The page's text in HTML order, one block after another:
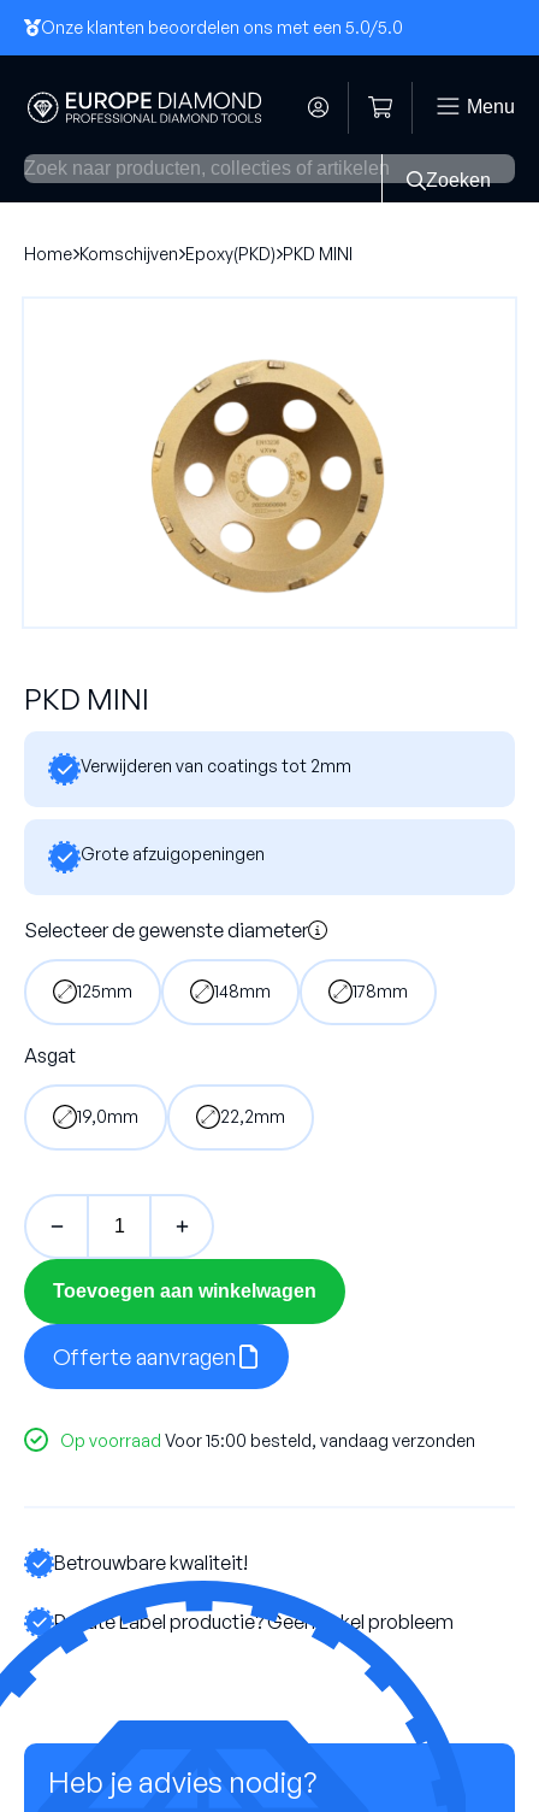
Onze klanten beoordelen ons met een 5.0/5.0
Zoeken
Menu
Home Komschijven Epoxy(PKD) PKD MINI
Heb je advies nodig?
PKD MINI
Verwijderen van coatings tot 2mm
Grote afzuigopeningen
Selecteer de gewenste diameter
125mm 148mm 178mm
Asgat
19,0mm 22,2mm
PKD
MINI
aantalToevoegen aan winkelwagen
Offerte aanvragen
Op voorraad Voor 15:00 besteld, vandaag verzonden
Betrouwbare kwaliteit!
Private Label productie? Geen enkel probleem